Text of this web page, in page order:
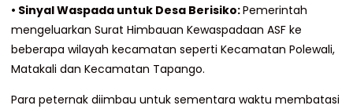
• Sinyal Waspada untuk Desa Berisiko:Pemerintah
mengeluarkan Surat Himbauan Kewaspadaan ASF ke
beberapa wilayah kecamatan seperti Kecamatan Polewali,
Matakali dan Kecamatan Tapango.
Para peternak diimbau untuk sementara waktu membatasi